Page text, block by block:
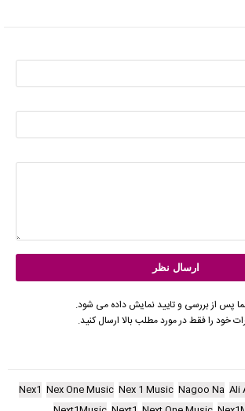
پس از بررسی و تایید نمایش داده می شود.
خود را فقط در مورد مطلب بالا ارسال کنید.
Ali
Nagoo Na
Nex 1 Music
Nex One Music
Nex1